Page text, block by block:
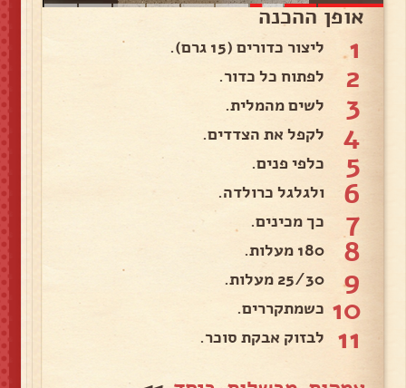
אופן ההכנה
1 ליצור כדורים (15 גרם).
2 לפתוח כל כדור.
3 לשים מהמלית.
4 לקפל את הצדדים.
5 כלפי פנים.
6 ולגלגל כרולדה.
7 כך מכינים.
8 180 מעלות.
9 25/30 מעלות.
10 כשמתקררים.
11 לבזוק אבקת סוכר.